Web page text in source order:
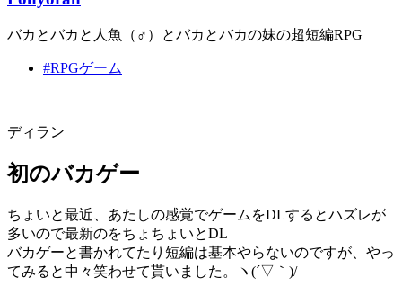
バカとバカと人魚（♂）とバカとバカの妹の超短編RPG
#RPGゲーム
ディラン
初のバカゲー
ちょいと最近、あたしの感覚でゲームをDLするとハズレが
多いので最新のをちょちょいとDL
バカゲーと書かれてたり短編は基本やらないのですが、やっ
てみると中々笑わせて貰いました。ヽ(´▽｀)/